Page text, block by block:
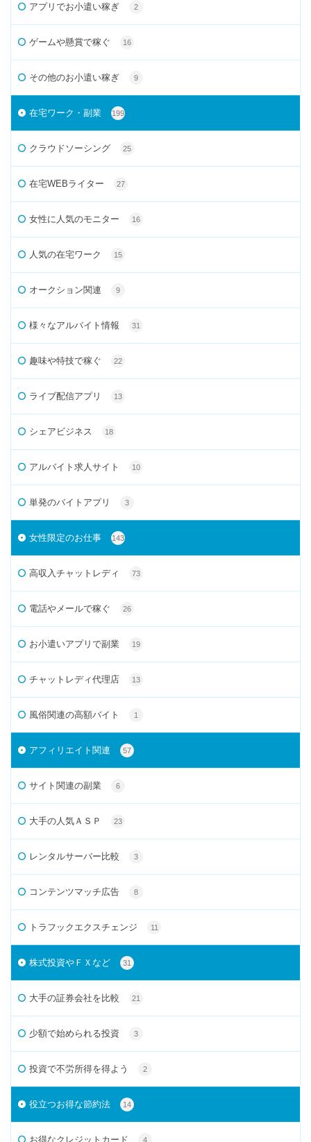
アプリでお小遣い稼ぎ 2
ゲームや懸賞で稼ぐ 16
その他のお小遣い稼ぎ 9
在宅ワーク・副業 199
クラウドソーシング 25
在宅WEBライター 27
女性に人気のモニター 16
人気の在宅ワーク 15
オークション関連 9
様々なアルバイト情報 31
趣味や特技で稼ぐ 22
ライブ配信アプリ 13
シェアビジネス 18
アルバイト求人サイト 10
単発のバイトアプリ 3
女性限定のお仕事 143
高収入チャットレディ 73
電話やメールで稼ぐ 26
お小遣いアプリで副業 19
チャットレディ代理店 13
風俗関連の高額バイト 1
アフィリエイト関連 57
サイト関連の副業 6
大手の人気ＡＳＰ 23
レンタルサーバー比較 3
コンテンツマッチ広告 8
トラフックエクスチェンジ 11
株式投資やＦＸなど 31
大手の証券会社を比較 21
少額で始められる投資 3
投資で不労所得を得よう 2
役立つお得な節約法 14
お得なクレジットカード 4